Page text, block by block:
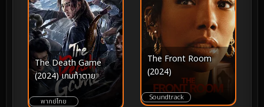
The Death Game
(2024) เกมท้าตาย
พากย์ไทย
The Front Room
(2024)
Soundtrack